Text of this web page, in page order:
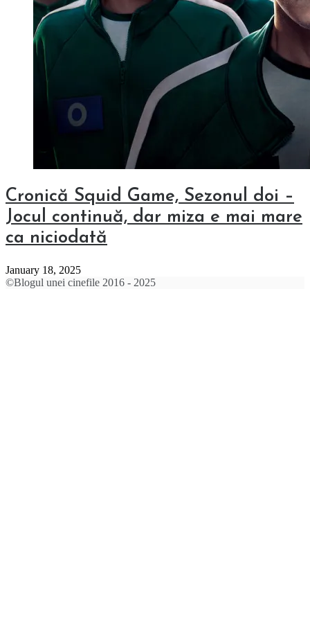
Cronică Squid Game, Sezonul doi –
Jocul continuă, dar miza e mai mare
ca niciodată
January 18, 2025
©Blogul unei cinefile 2016 - 2025